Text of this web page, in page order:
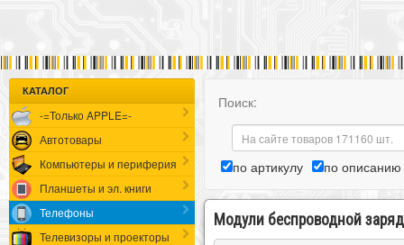
КАТАЛОГ
-=Только APPLE=-
Автотовары
Компьютеры и периферия
Планшеты и эл. книги
Телефоны
Телевизоры и проекторы
Поиск:
по артикулу по описанию
Модули беспроводной